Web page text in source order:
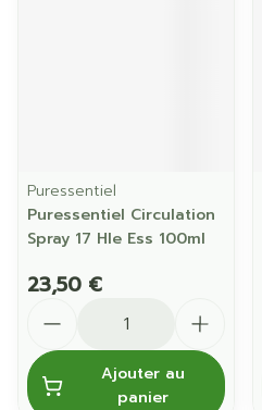
Puressentiel
Puressentiel Circulation
Spray 17 Hle Ess 100ml
23,50 €
Ajouter au
panier